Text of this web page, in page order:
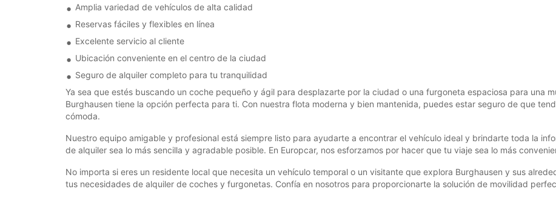
Amplia variedad de vehículos de alta calidad
Reservas fáciles y flexibles en línea
Excelente servicio al cliente
Ubicación conveniente en el centro de la ciudad
Seguro de alquiler completo para tu tranquilidad
Ya sea que estés buscando un coche pequeño y ágil para desplazarte por la ciudad o una furgoneta espaciosa para una
Burghausen tiene la opción perfecta para ti. Con nuestra flota moderna y bien mantenida, puedes estar seguro de que
cómoda.
Nuestro equipo amigable y profesional está siempre listo para ayudarte a encontrar el vehículo ideal y brindarte toda la
de alquiler sea lo más sencilla y agradable posible. En Europcar, nos esforzamos por hacer que tu viaje sea lo más
No importa si eres un residente local que necesita un vehículo temporal o un visitante que explora Burghausen y sus
tus necesidades de alquiler de coches y furgonetas. Confía en nosotros para proporcionarte la solución de movilidad